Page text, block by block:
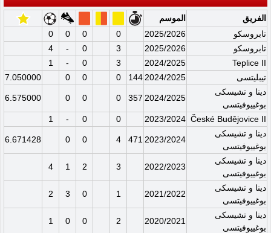
الفريق
الموسم
تابروسكو
2025/2026
0
0
0
0
تابروسكو
2025/2026
3
0
-
4
Teplice II
2024/2025
3
0
-
1
تيبليتسى
2024/2025
144
0
0
0
7.050000
دينا و تشيسكى
بوغييوفيتسى
2024/2025
357
0
0
0
6.575000
České Budějovice II
2023/2024
0
0
-
1
دينا و تشيسكى
بوغييوفيتسى
2023/2024
471
4
0
0
6.671428
دينا و تشيسكى
بوغييوفيتسى
2022/2023
3
2
1
4
دينا و تشيسكى
بوغييوفيتسى
2021/2022
1
0
3
2
دينا و تشيسكى
بوغييوفيتسى
2020/2021
2
0
0
1